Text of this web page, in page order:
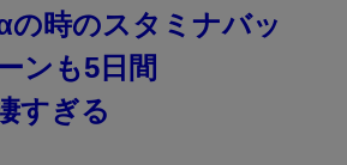
の時のスタミナバッ
ンも5日間
すぎる